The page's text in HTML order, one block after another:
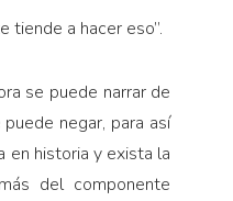
tiende a hacer eso”.
se puede narrar de
negar, para así
en historia y exista la
del componente